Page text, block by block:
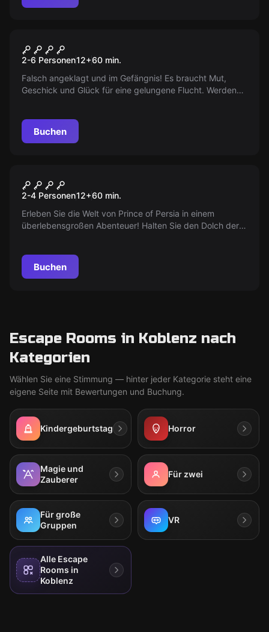
The Prison
2-6 Personen12+60 min.
Falsch angeklagt und im Gefängnis! Es braucht Mut,
Geschick und Glück für eine gelungene Flucht. Werden
Buchen
Dagger of Time
2-4 Personen12+60 min.
Erleben Sie die Welt von Prince of Persia in einem
überlebensgroßen Abenteuer! Halten Sie den Dolch der
Buchen
Escape Rooms in Koblenz nach
Kategorien
Wählen Sie eine Stimmung — hinter jeder Kategorie steht eine
eigene Seite mit Bewertungen und Buchung.
Kindergeburtstag Horror
Magie und
Zauberer
Für zwei
Für große
Gruppen
VR
Alle Escape
Rooms in
Koblenz